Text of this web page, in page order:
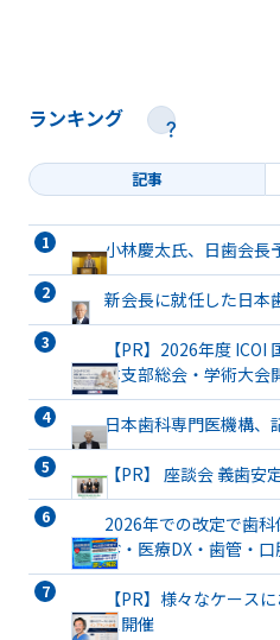
ランキング
記事
小林慶太氏、日歯会長
新会長に就任した日本
【PR】2026年度
本支部総会・学術大会
日本歯科専門医機構、
【PR】 座談会 義歯安
2026年での改定で歯
診・医療DX・歯管・
【PR】様々なケース
ス開催